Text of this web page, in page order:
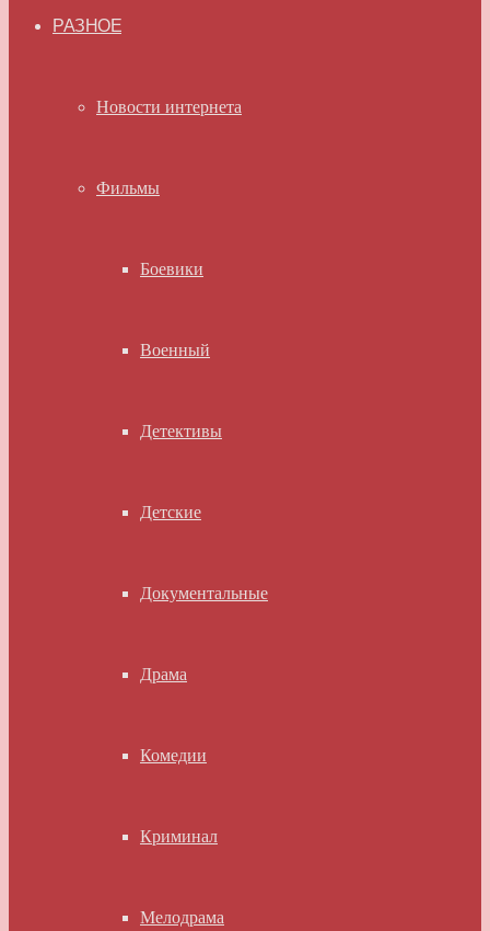
РАЗНОЕ
Новости интернета
Фильмы
Боевики
Военный
Детективы
Детские
Документальные
Драма
Комедии
Криминал
Мелодрама